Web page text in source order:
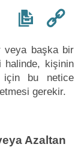
veya başka bir
halinde, kişinin
için bu netice
gerekir.
Azaltan